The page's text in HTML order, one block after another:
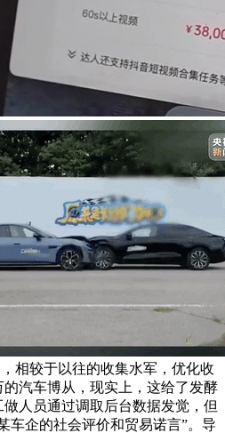
相较于以往的收集水军，优化收
汽车博从，现实上，这给了发酵
人员通过调取后台数据发觉，但
车企的社会评价和贸易诺言”。导